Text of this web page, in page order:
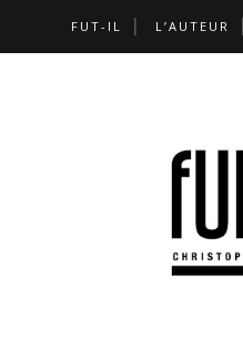
FUT-IL L’AUTEUR